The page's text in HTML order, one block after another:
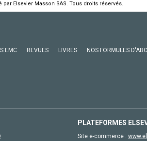
par Elsevier Masson SAS. Tous droits réservés.
EMC REVUES LIVRES NOS FORMULES
PLATEFORMES
Site e-commerce :